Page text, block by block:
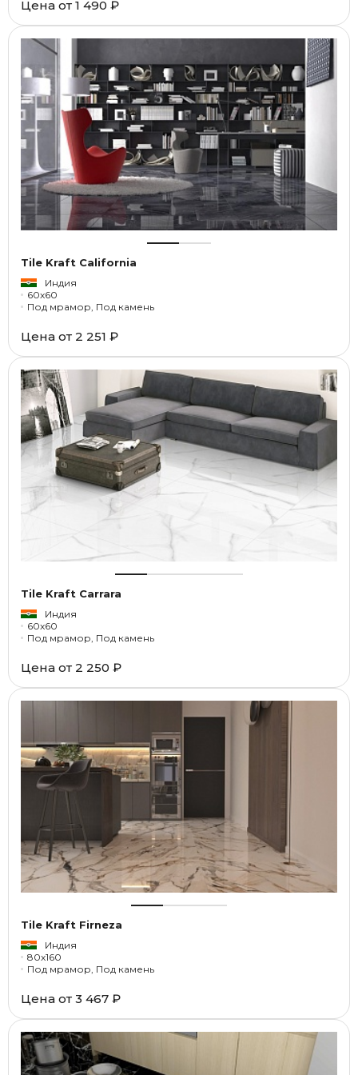
Цена от 1 490 ₽
Tile Kraft California
Индия
60x60
Под мрамор, Под камень
Цена от 2 251 ₽
Tile Kraft Carrara
Индия
60x60
Под мрамор, Под камень
Цена от 2 250 ₽
Tile Kraft Firneza
Индия
80x160
Под мрамор, Под камень
Цена от 3 467 ₽